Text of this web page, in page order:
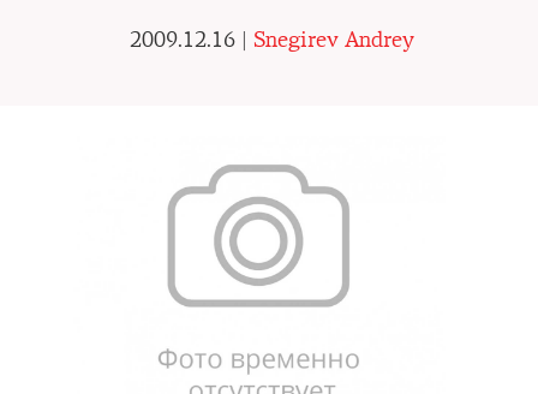
2009.12.16 | Snegirev Andrey